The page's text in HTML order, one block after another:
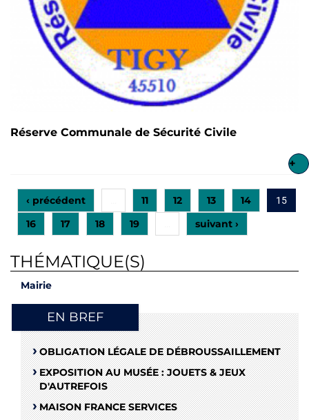
Réserve Communale de Sécurité Civile
+
‹ précédent 11 12 13 14 15
16 17 18 19 suivant ›
THÉMATIQUE(S)
Mairie
EN BREF
OBLIGATION LÉGALE DE DÉBROUSSAILLEMENT
EXPOSITION AU MUSÉE : JOUETS & JEUX
D'AUTREFOIS
MAISON FRANCE SERVICES